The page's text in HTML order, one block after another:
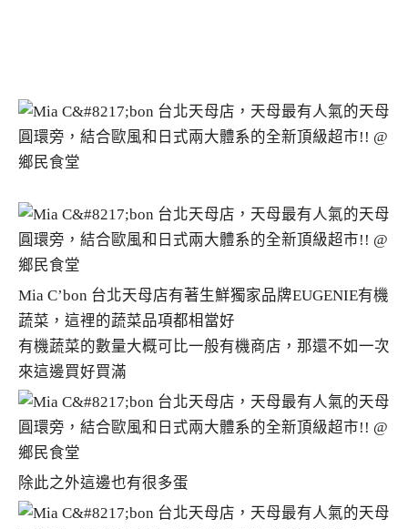
Mia C’bon 台北天母店有著生鮮獨家品牌EUGENIE有機
蔬菜，這裡的蔬菜品項都相當好
有機蔬菜的數量大概可比一般有機商店，那還不如一次
來這邊買好買滿
除此之外這邊也有很多蛋